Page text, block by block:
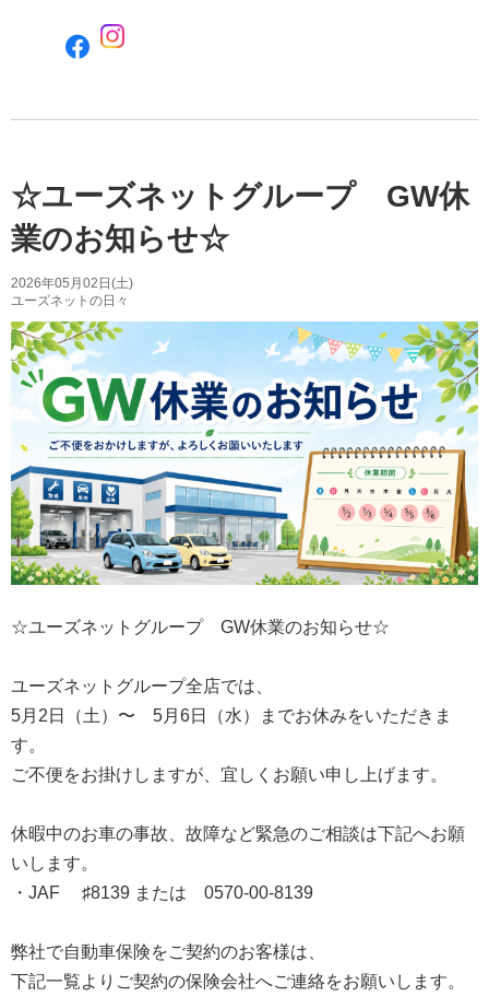
F
k
シ
ア
る
☆ユーズネットグループ GW休
業のお知らせ☆
2026年05月02日(土)
ユーズネットの日々
☆ユーズネットグループ GW休業のお知らせ☆
ユーズネットグループ全店では、
5月2日（土）〜 5月6日（水）までお休みをいただきま
す。
ご不便をお掛けしますが、宜しくお願い申し上げます。
休暇中のお車の事故、故障など緊急のご相談は下記へお願
いします。
・JAF ♯8139 または 0570-00-8139
弊社で自動車保険をご契約のお客様は、
下記一覧よりご契約の保険会社へご連絡をお願いします。